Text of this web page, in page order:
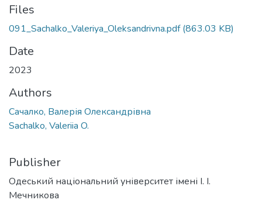
Files
091_Sachalko_Valeriya_Oleksandrivna.pdf(863.03 KB)
Date
2023
Authors
Сачалко, Валерія Олександрівна
Sachalko, Valeriia O.
Publisher
Одеський національний університет імені І. І.
Мечникова